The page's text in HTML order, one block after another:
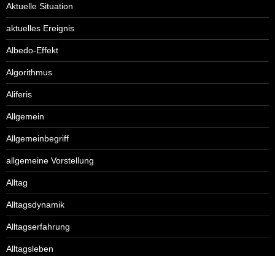
Aktuelle Situation
aktuelles Ereignis
Albedo-Effekt
Algorithmus
Aliferis
Allgemein
Allgemeinbegriff
allgemeine Vorstellung
Alltag
Alltagsdynamik
Alltagserfahrung
Alltagsleben